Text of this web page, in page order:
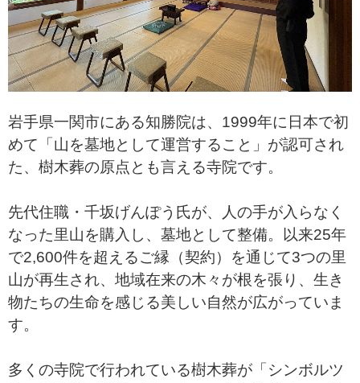
岩手県一関市にある知勝院は、1999年に日本で初
めて「山を墓地として運営すること」が認可され
た、樹木葬の原点とも言える寺院です。
先代住職・千坂げんぽう氏が、人の手が入らなく
なった里山を購入し、墓地として整備。以来25年
で2,600件を超えるご縁（契約）を通じて3つの里
山が再生され、地域在来の木々が根を張り、生き
物たちの生命を感じる美しい自然が広がっていま
す。
多くの寺院で行われている樹木葬が「シンボルツ